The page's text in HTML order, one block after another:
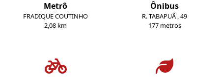
Metrô
FRADIQUE COUTINHO
2,08 km
Ônibus
R. TABAPUÃ , 49
177 metros